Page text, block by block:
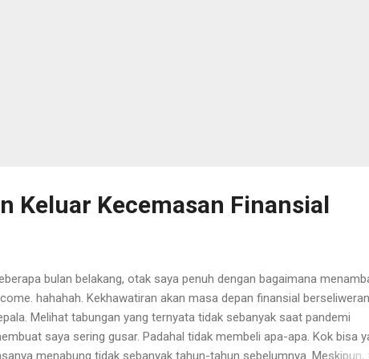
Keluar Kecemasan Finansial
bulan belakang, otak saya penuh dengan bagaimana
hahahah. Kekhawatiran akan masa depan finansial
Melihat tabungan yang ternyata tidak sebanyak saat pandemi
saya sering gusar. Padahal tidak membeli apa-apa. Kok bisa
menabung tidak sebanyak tahun-tahun sebelumnya. Meskipun,